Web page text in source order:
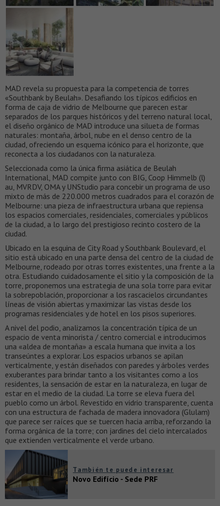
MAD revela su propuesta para la competencia de torres
«Southbank by Beulah». Desafiando los típicos edificios en
forma de caja de vidrio de Melbourne que parecen estar
separados de los parques históricos y del terreno natural local,
el diseño orgánico de MAD introduce una silueta de formas
naturales: montaña, árbol, nube en el denso centro de la
ciudad, ofreciendo un esquema icónico para el horizonte, que
reconecta a los ciudadanos con la naturaleza.
Seleccionada como la única firma asiática de Beulah
International, MAD compite junto con BIG, Coop Himmelb (l)
au, MVRDV, OMA y UNStudio para concebir un programa de uso
mixto de más de 220.000 metros cuadrados para el corazón de
Melbourne: una pieza de infraestructura urbana que repiensa
los espacios comerciales, residenciales, comerciales y públicos
de la ciudad, a lo largo del prestigioso recinto costero de la
ciudad.
Ubicado en la esquina de City Road y Southbank Boulevard, el
sitio está ubicado en una parte densa del centro de la ciudad de
Melbourne, rodeado por otras torres existentes, una frente a la
otra. Estudiando cuidadosamente el sitio y la composición de la
torre, proponemos una estrategia de una sola torre para evitar
la sobrepoblación, proporcionar a los rascacielos circundantes
líneas de visión abiertas y maximizar las vistas desde los
programas residenciales y de hotel en los pisos superiores.
A nivel del podio, analizamos la concentración típica de un
espacio de venta minorista / centro comercial e introducimos
una «aldea de montaña» a escala humana que invita a los
transeúntes a explorar. Los espacios urbanos se apilan
verticalmente, y están diseñados con paredes y árboles verdes
exuberantes para brindar tanto a los visitantes como a los
residentes, la sensación de estar en la naturaleza, en lugar de
estar en el medio de la ciudad. La torre se eleva fuera del
pueblo como un árbol. Revestido en vidrio transparente, cuenta
con una estructura de fachada de madera innovadora (Glulam)
que parece ser raíces que se tuercen hacia arriba, reforzando la
forma orgánica de la torre; con jardines del cielo intercalados
que extienden verticalmente el verde urbano.
También te puede interesar
Novo Edifício - Sede PRF